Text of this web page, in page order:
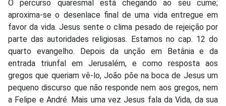
O percurso quaresmal está chegando ao seu cume;
aproxima-se o desenlace final de uma vida entregue em
favor da vida. Jesus sente o clima pesado de rejeição por
parte das autoridades religiosas. Estamos no cap. 12 do
quarto evangelho. Depois da unção em Betânia e da
entrada triunfal em Jerusalém, e como resposta aos
gregos que queriam vê-lo, João põe na boca de Jesus um
pequeno discurso que não responde nem aos gregos, nem
a Felipe e André. Mais uma vez Jesus fala da Vida, da sua